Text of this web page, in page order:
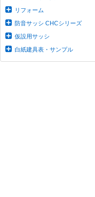
リフォーム
防音サッシ CHCシリーズ
仮設用サッシ
白紙建具表・サンプル